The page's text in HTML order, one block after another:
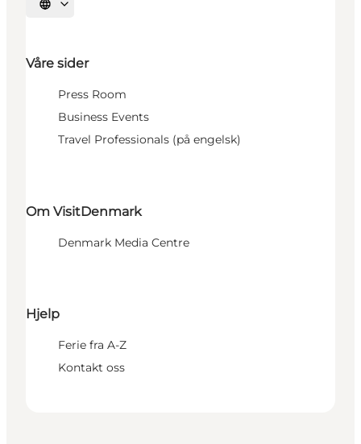
Velg språk
Våre sider
Press Room
Business Events
Travel Professionals (på engelsk)
Om VisitDenmark
Denmark Media Centre
Hjelp
Ferie fra A-Z
Kontakt oss